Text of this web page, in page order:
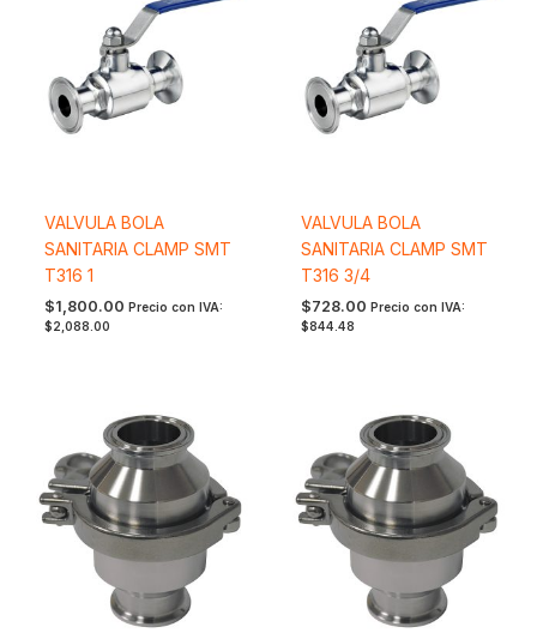
VALVULA BOLA
SANITARIA CLAMP SMT
T316 1
$1,800.00 Precio con IVA:
$2,088.00
VALVULA BOLA
SANITARIA CLAMP SMT
T316 3/4
$728.00 Precio con IVA:
$844.48